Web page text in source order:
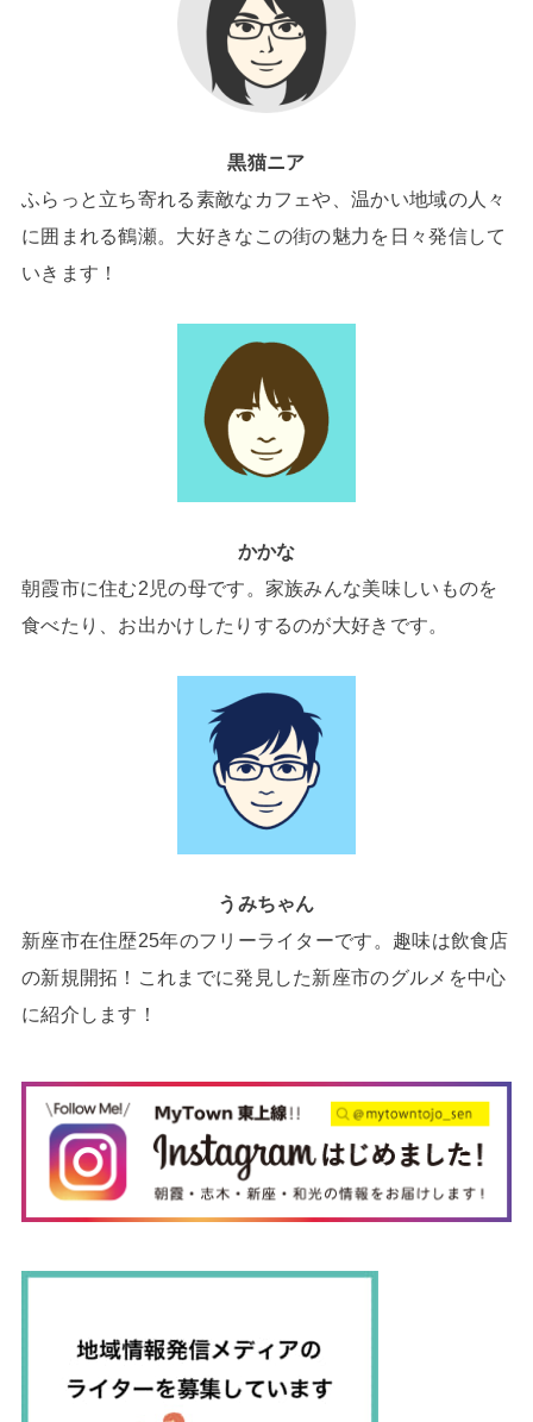
黒猫ニア
ふらっと立ち寄れる素敵なカフェや、温かい地域の人々
に囲まれる鶴瀬。大好きなこの街の魅力を日々発信して
いきます！
かかな
朝霞市に住む2児の母です。家族みんな美味しいものを
食べたり、お出かけしたりするのが大好きです。
うみちゃん
新座市在住歴25年のフリーライターです。趣味は飲食店
の新規開拓！これまでに発見した新座市のグルメを中心
に紹介します！